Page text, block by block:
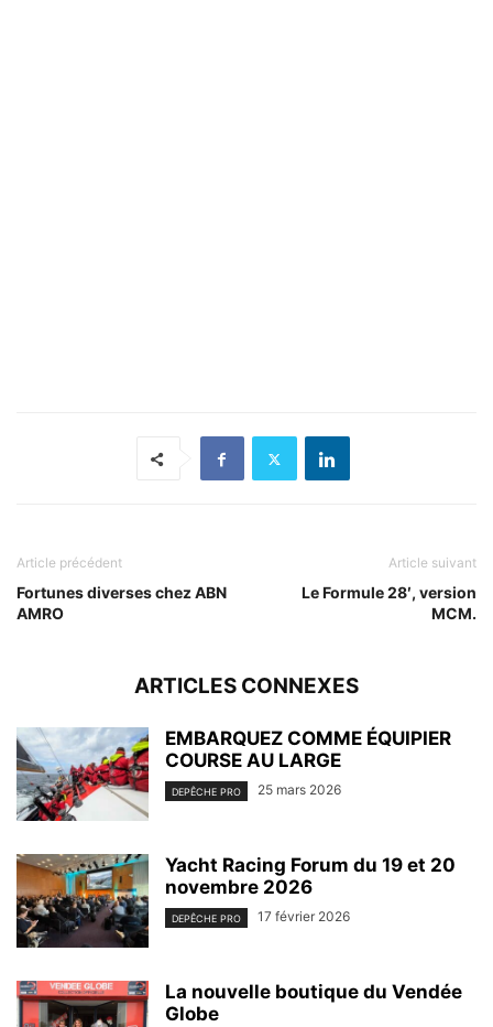
Article précédent
Fortunes diverses chez ABN
AMRO
Article suivant
Le Formule 28′, version
MCM.
ARTICLES CONNEXES
EMBARQUEZ COMME ÉQUIPIER
COURSE AU LARGE
DEPÊCHE PRO 25 mars 2026
Yacht Racing Forum du 19 et 20
novembre 2026
DEPÊCHE PRO 17 février 2026
La nouvelle boutique du Vendée
Globe